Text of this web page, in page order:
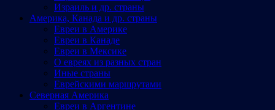
Израиль и др. страны
Америка, Канада и др. страны
Евреи в Америке
Евреи в Канаде
Евреи в Мексике
О евреях из разных стран
Иные страны
Еврейскими маршрутами
Северная Америка
Евреи в Аргентине